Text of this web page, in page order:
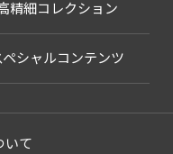
精細コレクション
ペシャルコンテンツ
いて